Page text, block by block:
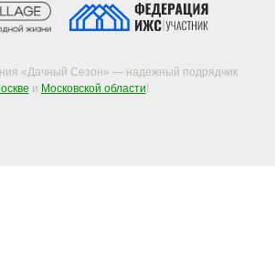
«Дачный Сезон» — надежный подрядчик
и Московской области!